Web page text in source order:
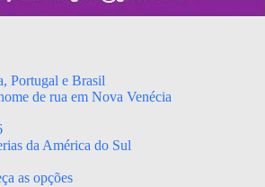
Portugal e Brasil
de rua em Nova Venécia
da América do Sul
as opções